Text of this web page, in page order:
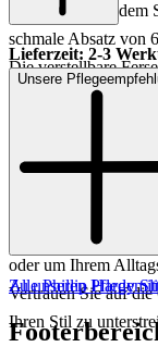
Einsatz verleiht
schmale Absatz von
Die verstellbare
zusätzlichen Komfort.
Gefertigt aus
luxuriöses
die Ledersohle
Schritt. Diese
oder um Ihrem
Vertrauen Sie auf
Ihren Stil zu
Lieferzeit: 2-3
Keine Versandkosten:
Einfache und
Unsere
Zu unseren
Alle Phillip Hardy